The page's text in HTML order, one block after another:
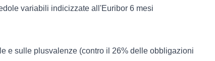
variabili indicizzate all'Euribor 6 mesi
e sulle plusvalenze (contro il 26% delle obbligazioni